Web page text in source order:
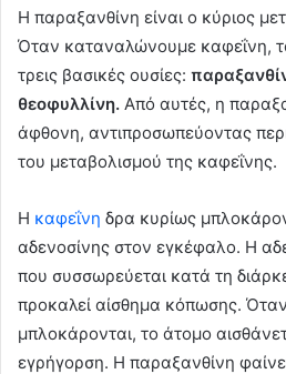
Η παραξανθίνη είναι ο κύριος
Όταν καταναλώνουμε καφεΐνη,
τρεις βασικές ουσίες:
θεοφυλλίνη. Από αυτές, η
άφθονη, αντιπροσωπεύοντας
του μεταβολισμού της καφεΐνης.
Η καφεΐνη δρα κυρίως
αδενοσίνης στον εγκέφαλο. Η
που συσσωρεύεται κατά τη
προκαλεί αίσθημα κόπωσης. Όταν
μπλοκάρονται, το άτομο
εγρήγορση. Η παραξανθίνη